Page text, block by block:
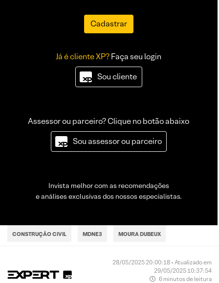
Cadastrar
Já é cliente XP?Faça seu login
Sou cliente
Assessor ou parceiro? Clique no botão abaixo
Sou assessor ou parceiro
Invista melhor com as recomendações
e análises exclusivas dos nossos especialistas.
CONSTRUÇÃO CIVIL MDNE3 MOURA DUBEUX
28/05/2025 20:00:18 • Atualizado em
29/05/2025 10:37:54
6 minutos de leitura